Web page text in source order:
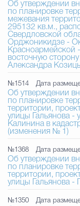
Об утверждении
по планировке
межевания
295132 кв.м.,
Свердловской
Орджоникидзе -
Красноармейской
восточную
Александра
№1514 Дата
Об утверждении
по планировке
территории,
улицы Гальянова -
Калинина в
(изменения № 1)
№1368 Дата
Об утверждении
по планировке
территории,
улицы Гальянова -
№1350 Дата